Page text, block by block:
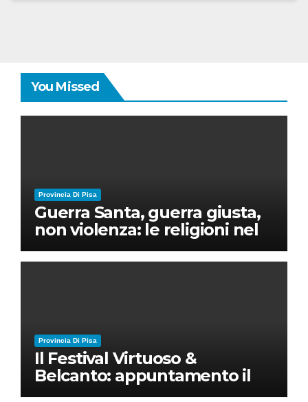
You Missed
Provincia Di Pisa
Guerra Santa, guerra giusta,
non violenza: le religioni nel
nuovo disordine mondiale
Provincia Di Pisa
Il Festival Virtuoso &
Belcanto: appuntamento il
28 luglio a Palazzo Blu con